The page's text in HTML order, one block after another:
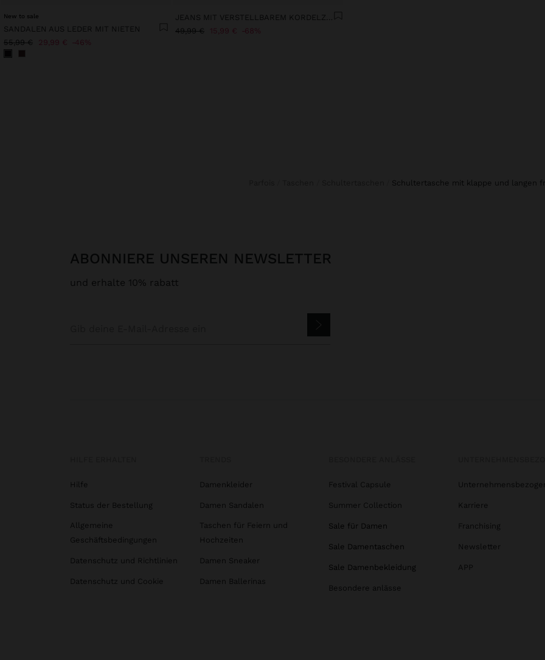
New to sale
SANDALEN AUS LEDER MIT NIETEN
55,99 € 29,99 € 46%
49,99 € 15,99 € 68%
schultertasche mit klappe und langen
ABONNIERE UNSEREN NEWSLETTER
und erhalte 10% rabatt
Hilfe
Status der Bestellung
Allgemeine
Geschäftsbedingungen
Datenschutz und Richtlinien
Datenschutz und Cookie
Damenkleider
Damen Sandalen
Taschen für Feiern und
Hochzeiten
Damen Sneaker
Damen Ballerinas
Festival Capsule
Summer Collection
Sale für Damen
Sale Damentaschen
Sale Damenbekleidung
Besondere anlässe
Karriere
Franchising
Newsletter
APP